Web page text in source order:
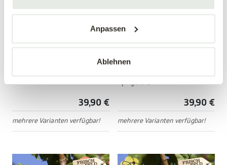
Anpassen
Ablehnen
Marille 'Goldrich'
Prunus armeniaca 'Goldrich'
39,90 €
mehrere Varianten verfügbar!
Zwergmarille 'Garden
Aprigold'®
39,90 €
mehrere Varianten verfügbar!